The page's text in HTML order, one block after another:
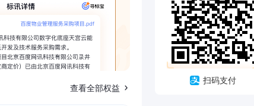
查看全部权益
扫码支付